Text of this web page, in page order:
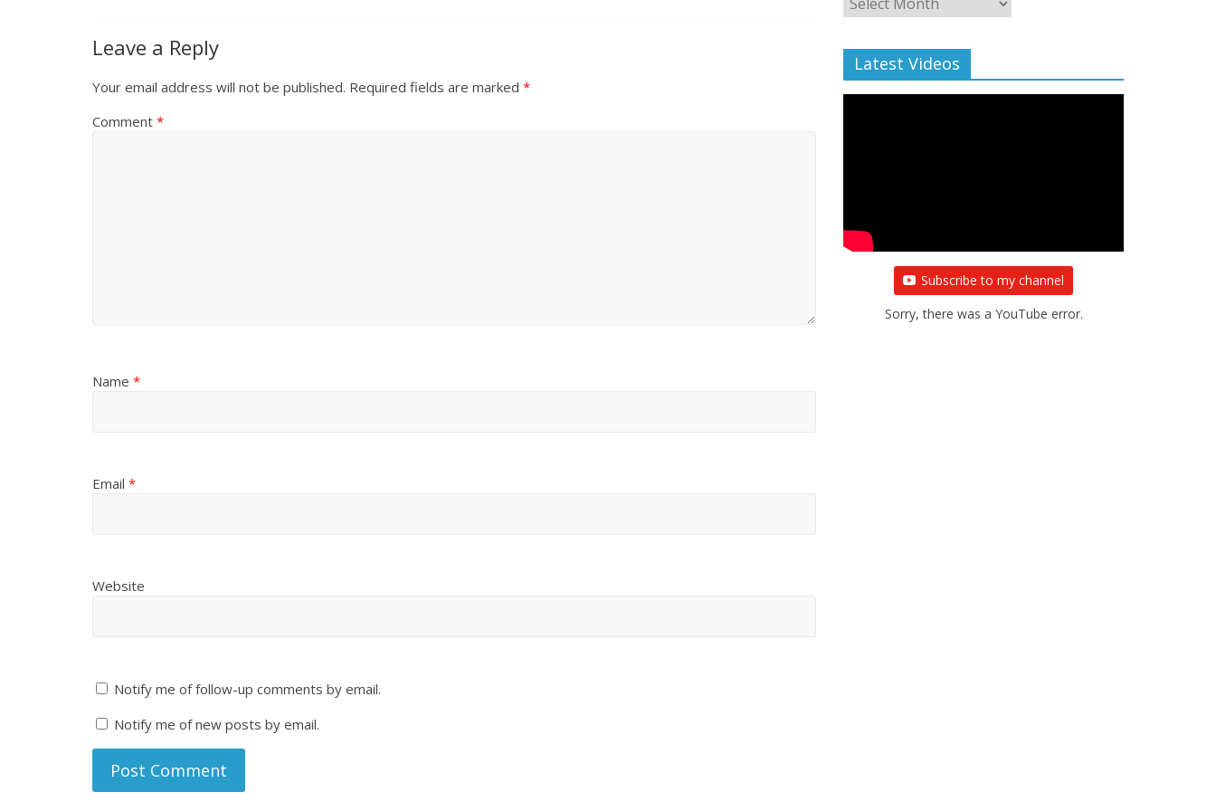
Leave a Reply
Your email address will not be published. Required fields are marked *
Comment *
Name *
Email *
Website
Notify me of follow-up comments by email.
Notify me of new posts by email.
Archive
Latest Videos
Subscribe to my channel
Sorry, there was a YouTube error.